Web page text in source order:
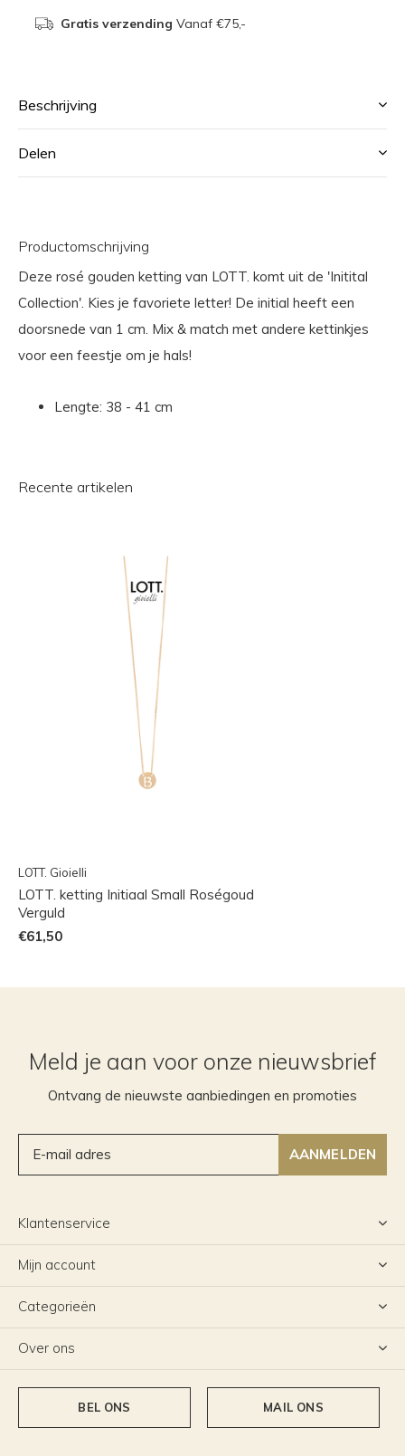
Gratis verzending Vanaf €75,-
Beschrijving
Delen
Productomschrijving
Deze rosé gouden ketting van LOTT. komt uit de 'Initital
Collection'. Kies je favoriete letter! De initial heeft een
doorsnede van 1 cm. Mix & match met andere kettinkjes
voor een feestje om je hals!
Lengte: 38 - 41 cm
Recente artikelen
LOTT. Gioielli
LOTT. ketting Initiaal Small Roségoud
Verguld
€61,50
Meld je aan voor onze nieuwsbrief
Ontvang de nieuwste aanbiedingen en promoties
AANMELDEN
Klantenservice
Mijn account
Categorieën
Over ons
BEL ONS MAIL ONS